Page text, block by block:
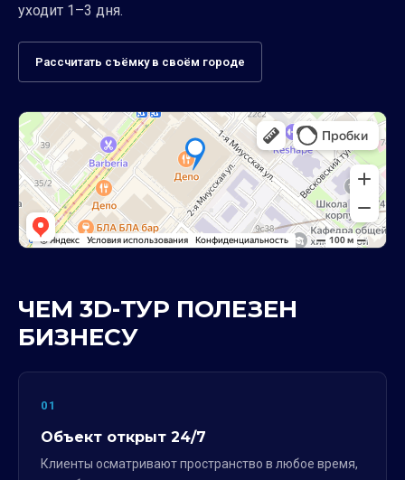
уходит 1–3 дня.
Рассчитать съёмку в своём городе
ЧЕМ 3D-ТУР ПОЛЕЗЕН
БИЗНЕСУ
01
Объект открыт 24/7
Клиенты осматривают пространство в любое время,